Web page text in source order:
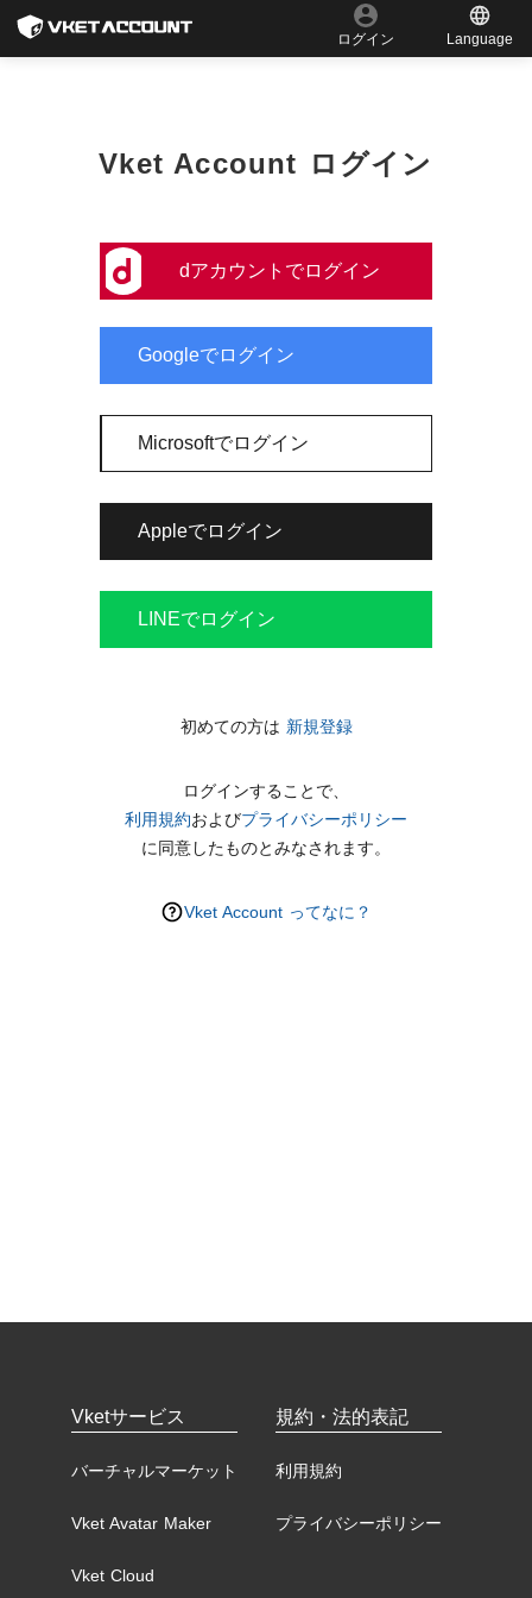
ログイン Language
Vket Account ログイン
dアカウントでログイン
Googleでログイン
Microsoftでログイン
Appleでログイン
LINEでログイン
初めての方は 新規登録
ログインすることで、
利用規約およびプライバシーポリシー
に同意したものとみなされます。
Vket Account ってなに？
Vketサービス
バーチャルマーケット
Vket Avatar Maker
Vket Cloud
規約・法的表記
利用規約
プライバシーポリシー